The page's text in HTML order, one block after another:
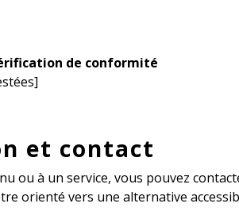
de conformité
et contact
ou à un service, vous pouvez
orienté vers une alternative